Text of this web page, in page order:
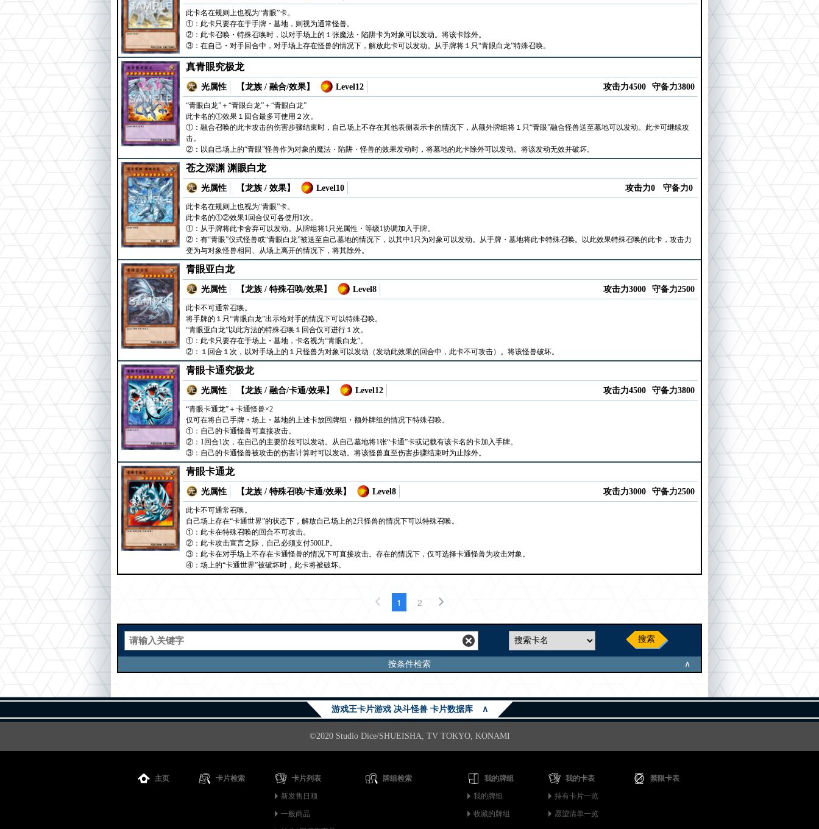
此卡名在规则上也视为“青眼”卡。
①：此卡只要存在于手牌・墓地，则视为通常怪兽。
②：此卡召唤・特殊召唤时，以对手场上的１张魔法・陷阱卡为对象可以发动。将该卡除外。
③：在自己・对手回合中，对手场上存在怪兽的情况下，解放此卡可以发动。从手牌将１只“青眼白龙”特殊召唤。
真青眼究极龙
光属性 【龙族 / 融合/效果】 Level12 攻击力4500 守备力3800
“青眼白龙”＋“青眼白龙”＋“青眼白龙”
此卡名的①效果１回合最多可使用２次。
①：融合召唤的此卡攻击的伤害步骤结束时，自己场上不存在其他表侧表示卡的情况下，从额外牌组将１只“青眼”融合怪兽送至墓地可以发动。此卡可继续攻
击。
②：以自己场上的“青眼”怪兽作为对象的魔法・陷阱・怪兽的效果发动时，将墓地的此卡除外可以发动。将该发动无效并破坏。
苍之深渊 渊眼白龙
光属性 【龙族 / 效果】 Level10 攻击力0 守备力0
此卡名在规则上也视为“青眼”卡。
此卡名的①②效果1回合仅可各使用1次。
①：从手牌将此卡舍弃可以发动。从牌组将1只光属性・等级1协调加入手牌。
②：有“青眼”仪式怪兽或“青眼白龙”被送至自己墓地的情况下，以其中1只为对象可以发动。从手牌・墓地将此卡特殊召唤。以此效果特殊召唤的此卡，攻击力
变为与对象怪兽相同、从场上离开的情况下，将其除外。
青眼亚白龙
光属性 【龙族 / 特殊召唤/效果】 Level8 攻击力3000 守备力2500
此卡不可通常召唤。
将手牌的１只“青眼白龙”出示给对手的情况下可以特殊召唤。
“青眼亚白龙”以此方法的特殊召唤１回合仅可进行１次。
①：此卡只要存在于场上・墓地，卡名视为“青眼白龙”。
②：１回合１次，以对手场上的１只怪兽为对象可以发动（发动此效果的回合中，此卡不可攻击）。将该怪兽破坏。
青眼卡通究极龙
光属性 【龙族 / 融合/卡通/效果】 Level12 攻击力4500 守备力3800
“青眼卡通龙”＋卡通怪兽×2
仅可在将自己手牌・场上・墓地的上述卡放回牌组・额外牌组的情况下特殊召唤。
①：自己的卡通怪兽可直接攻击。
②：1回合1次，在自己的主要阶段可以发动。从自己墓地将1张“卡通”卡或记载有该卡名的卡加入手牌。
③：自己的卡通怪兽被攻击的伤害计算时可以发动。将该怪兽直至伤害步骤结束时为止除外。
青眼卡通龙
光属性 【龙族 / 特殊召唤/卡通/效果】 Level8 攻击力3000 守备力2500
此卡不可通常召唤。
自己场上存在“卡通世界”的状态下，解放自己场上的2只怪兽的情况下可以特殊召唤。
①：此卡在特殊召唤的回合不可攻击。
②：此卡攻击宣言之际，自己必须支付500LP。
③：此卡在对手场上不存在卡通怪兽的情况下可直接攻击。存在的情况下，仅可选择卡通怪兽为攻击对象。
④：场上的“卡通世界”被破坏时，此卡将被破坏。
1 2
搜索
按条件检索 ∧
游戏王卡片游戏 决斗怪兽 卡片数据库 ∧
©2020 Studio Dice/SHUEISHA, TV TOKYO, KONAMI
主页 卡片检索 卡片列表
新发售日顺
一般商品
牌组检索 我的牌组
我的牌组
收藏的牌组
我的卡表
持有卡片一览
愿望清单一览
禁限卡表